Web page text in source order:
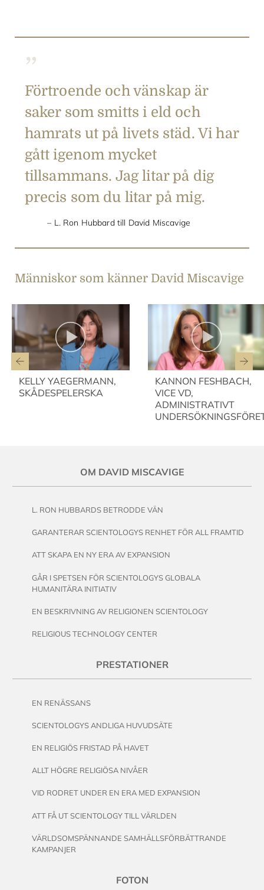
Förtroende och vänskap är
saker som smitts i eld och
hamrats ut på livets städ. Vi har
gått igenom mycket
tillsammans. Jag litar på dig
precis som du litar på mig.
L. Ron Hubbard till David Miscavige
Människor som känner David Miscavige
KELLY YAEGERMANN,
SKÅDESPELERSKA
KANNON FESHBACH,
VICE VD,
ADMINISTRATIVT
OM DAVID MISCAVIGE
L. RON HUBBARDS BETRODDE VÄN
GARANTERAR SCIENTOLOGYS RENHET FÖR ALL FRAMTID
ATT SKAPA EN NY ERA AV EXPANSION
GÅR I SPETSEN FÖR SCIENTOLOGYS GLOBALA
HUMANITÄRA INITIATIV
EN BESKRIVNING AV RELIGIONEN SCIENTOLOGY
RELIGIOUS TECHNOLOGY CENTER
PRESTATIONER
EN RENÄSSANS
SCIENTOLOGYS ANDLIGA HUVUDSÄTE
EN RELIGIÖS FRISTAD PÅ HAVET
ALLT HÖGRE RELIGIÖSA NIVÅER
VID RODRET UNDER EN ERA MED EXPANSION
ATT FÅ UT SCIENTOLOGY TILL VÄRLDEN
VÄRLDSOMSPÄNNANDE SAMHÄLLSFÖRBÄTTRANDE
KAMPANJER
FOTON